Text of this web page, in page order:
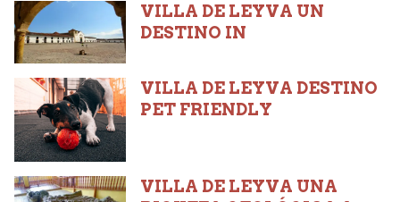
VILLA DE LEYVA UN
DESTINO IN
VILLA DE LEYVA DESTINO
PET FRIENDLY
VILLA DE LEYVA UNA